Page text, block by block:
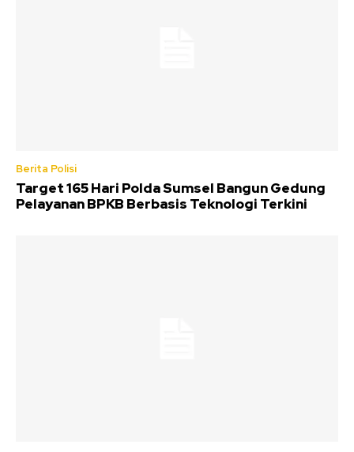
Berita Polisi
Target 165 Hari Polda Sumsel Bangun Gedung
Pelayanan BPKB Berbasis Teknologi Terkini